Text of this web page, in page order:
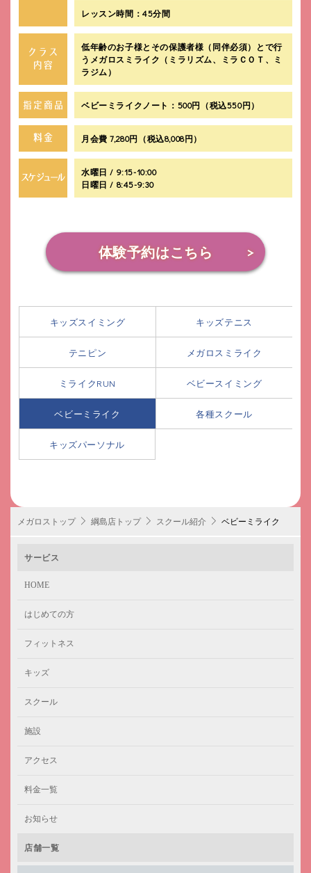
レッスン時間：45分間
低年齢のお子様とその保護者様（同伴必須）とで行
うメガロスミライク（ミラリズム、ミラＣＯＴ、ミ
ラジム）
ベビーミライクノート：500円（税込550円）
月会費 7,280円（税込8,008円）
水曜日 / 9:15-10:00
日曜日 / 8:45-9:30
体験予約はこちら
キッズスイミング キッズテニス
テニピン メガロスミライク
ミライクRUN ベビースイミング
ベビーミライク 各種スクール
キッズパーソナル
メガロストップ 綱島店トップ スクール紹介 ベビーミライク
サービス
HOME
はじめての方
フィットネス
キッズ
スクール
施設
アクセス
料金一覧
お知らせ
店舗一覧